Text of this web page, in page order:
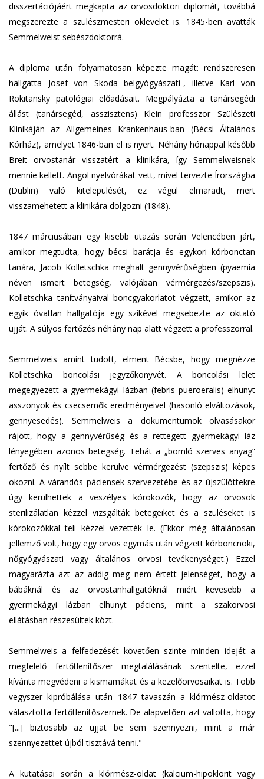
disszertációjáért megkapta az orvosdoktori diplomát, továbbá
megszerezte a szülészmesteri oklevelet is. 1845-ben avatták
Semmelweist sebészdoktorrá.
A diploma után folyamatosan képezte magát: rendszeresen
hallgatta Josef von Skoda belgyógyászati-, illetve Karl von
Rokitansky patológiai előadásait. Megpályázta a tanársegédi
állást (tanársegéd, asszisztens) Klein professzor Szülészeti
Klinikáján az Allgemeines Krankenhaus-ban (Bécsi Általános
Kórház), amelyet 1846-ban el is nyert. Néhány hónappal később
Breit orvostanár visszatért a klinikára, így Semmelweisnek
mennie kellett. Angol nyelvórákat vett, mivel tervezte Írországba
(Dublin) való kitelepülését, ez végül elmaradt, mert
visszamehetett a klinikára dolgozni (1848).
1847 márciusában egy kisebb utazás során Velencében járt,
amikor megtudta, hogy bécsi barátja és egykori kórbonctan
tanára, Jacob Kolletschka meghalt gennyvérűségben (pyaemia
néven ismert betegség, valójában vérmérgezés/szepszis).
Kolletschka tanítványaival boncgyakorlatot végzett, amikor az
egyik óvatlan hallgatója egy szikével megsebezte az oktató
ujját. A súlyos fertőzés néhány nap alatt végzett a professzorral.
Semmelweis amint tudott, elment Bécsbe, hogy megnézze
Kolletschka boncolási jegyzőkönyvét. A boncolási lelet
megegyezett a gyermekágyi lázban (febris pueroeralis) elhunyt
asszonyok és csecsemők eredményeivel (hasonló elváltozások,
gennyesedés). Semmelweis a dokumentumok olvasásakor
rájött, hogy a gennyvérűség és a rettegett gyermekágyi láz
lényegében azonos betegség. Tehát a „bomló szerves anyag”
fertőző és nyílt sebbe kerülve vérmérgezést (szepszis) képes
okozni. A várandós páciensek szervezetébe és az újszülöttekre
úgy kerülhettek a veszélyes kórokozók, hogy az orvosok
sterilizálatlan kézzel vizsgálták betegeiket és a szüléseket is
kórokozókkal teli kézzel vezették le. (Ekkor még általánosan
jellemző volt, hogy egy orvos egymás után végzett kórboncnoki,
nőgyógyászati vagy általános orvosi tevékenységet.) Ezzel
magyarázta azt az addig meg nem értett jelenséget, hogy a
bábáknál és az orvostanhallgatóknál miért kevesebb a
gyermekágyi lázban elhunyt páciens, mint a szakorvosi
ellátásban részesültek közt.
Semmelweis a felfedezését követően szinte minden idejét a
megfelelő fertőtlenítőszer megtalálásának szentelte, ezzel
kívánta megvédeni a kismamákat és a kezelőorvosaikat is. Több
vegyszer kipróbálása után 1847 tavaszán a klórmész-oldatot
választotta fertőtlenítőszernek. De alapvetően azt vallotta, hogy
"[...] biztosabb az ujjat be sem szennyezni, mint a már
szennyezettet újból tisztává tenni."
A kutatásai során a klórmész-oldat (kalcium-hipoklorit vagy